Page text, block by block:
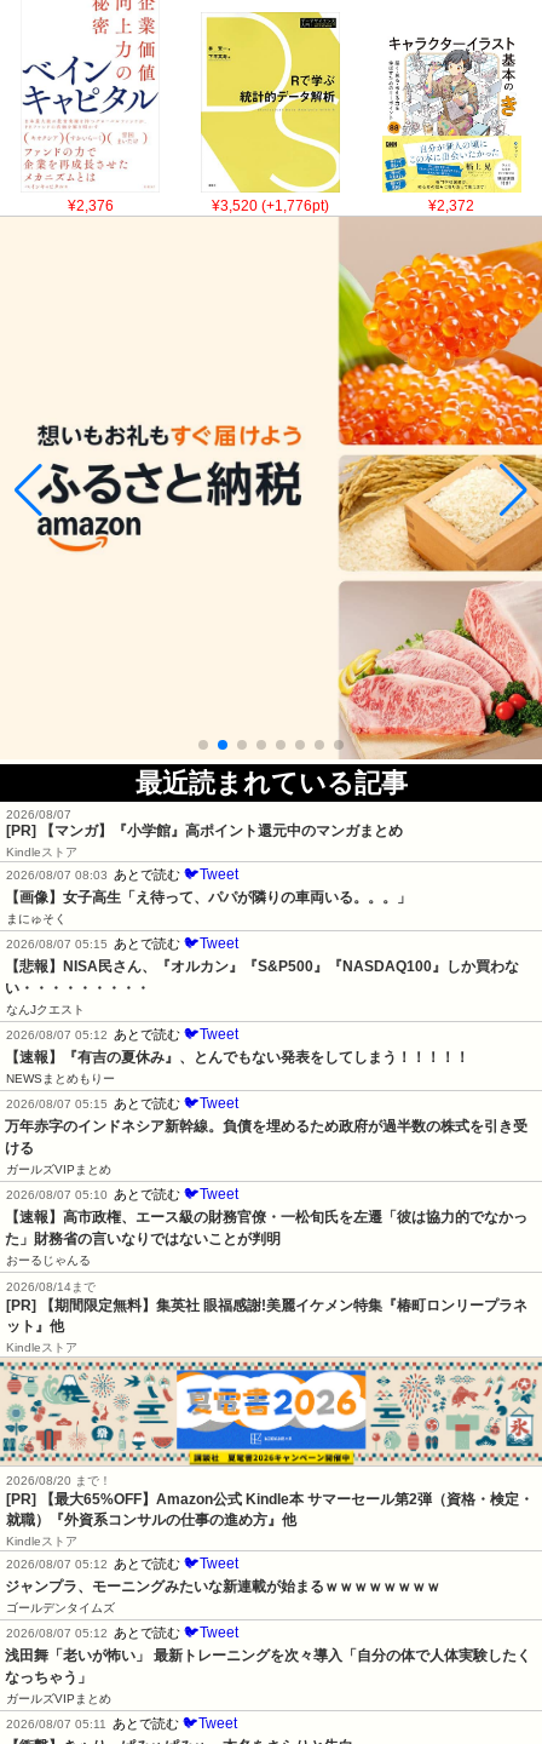
¥2,376 ¥3,520 (+1,776pt) ¥2,372
最近読まれている記事
2026/08/07
[PR] 【マンガ】『小学館』高ポイント還元中のマンガまとめ
Kindleストア
2026/08/07 08:03
あとで読む 🐦Tweet
【画像】女子高生「え待って、パパが隣りの車両いる。。。」
まにゅそく
2026/08/07 05:15
あとで読む 🐦Tweet
【悲報】NISA民さん、『オルカン』『S&P500』『NASDAQ100』しか買わな
い・・・・・・・・・
なんJクエスト
2026/08/07 05:12
あとで読む 🐦Tweet
【速報】『有吉の夏休み』、とんでもない発表をしてしまう！！！！！
NEWSまとめもりー
2026/08/07 05:15
あとで読む 🐦Tweet
万年赤字のインドネシア新幹線。負債を埋めるため政府が過半数の株式を引き受
ける
ガールズVIPまとめ
2026/08/07 05:10
あとで読む 🐦Tweet
【速報】高市政権、エース級の財務官僚・一松旬氏を左遷「彼は協力的でなかっ
た」財務省の言いなりではないことが判明
おーるじゃんる
2026/08/14まで
[PR] 【期間限定無料】集英社 眼福感謝!美麗イケメン特集『椿町ロンリープラネ
ット』他
Kindleストア
2026/08/20 まで！
[PR]
【最大65%OFF】Amazon公式 Kindle本 サマーセール第2弾（資格・検定・
就職）『外資系コンサルの仕事の進め方』他
Kindleストア
2026/08/07 05:12
あとで読む 🐦Tweet
ジャンプラ、モーニングみたいな新連載が始まるｗｗｗｗｗｗｗｗ
ゴールデンタイムズ
2026/08/07 05:12
あとで読む 🐦Tweet
浅田舞「老いが怖い」 最新トレーニングを次々導入「自分の体で人体実験したく
なっちゃう」
ガールズVIPまとめ
2026/08/07 05:11
あとで読む 🐦Tweet